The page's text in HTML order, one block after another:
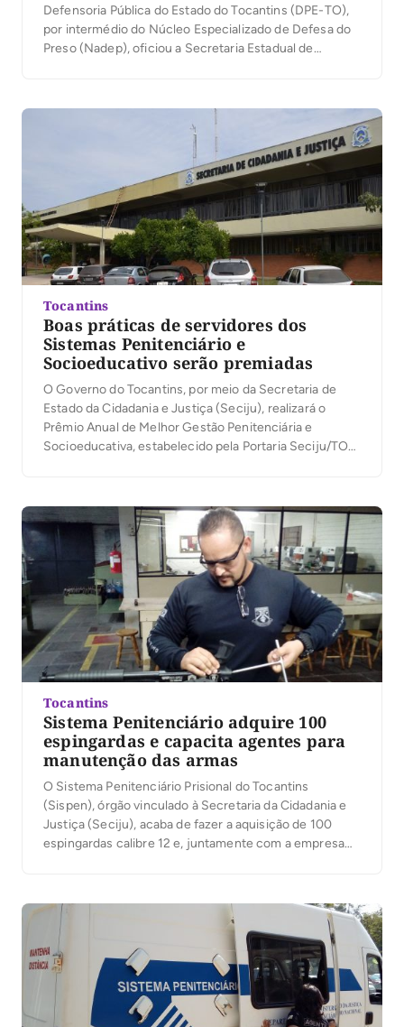
Defensoria Pública do Estado do Tocantins (DPE-TO),
por intermédio do Núcleo Especializado de Defesa do
Preso (Nadep), oficiou a Secretaria Estadual de
da Casa de Prisão Provisória de Palmas (CPP Palmas).
Tocantins
Boas práticas de servidores dos
Sistemas Penitenciário e
Socioeducativo serão premiadas
O Governo do Tocantins, por meio da Secretaria de
Estado da Cidadania e Justiça (Seciju), realizará o
Prêmio Anual de Melhor Gestão Penitenciária e
Socioeducativa, estabelecido pela Portaria Seciju/TO
desenvolvidas por servidores em unidades prisionais e
socioeducativas […]
Tocantins
Sistema Penitenciário adquire 100
espingardas e capacita agentes para
manutenção das armas
O Sistema Penitenciário Prisional do Tocantins
(Sispen), órgão vinculado à Secretaria da Cidadania e
Justiça (Seciju), acaba de fazer a aquisição de 100
espingardas calibre 12 e, juntamente com a empresa
de três dias, entre 26 e 28 de novembro, […]